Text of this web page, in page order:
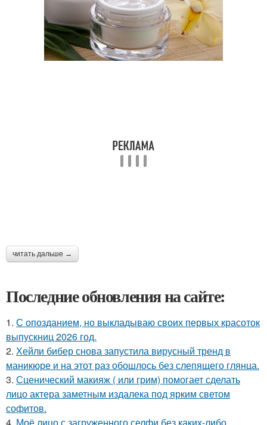
читать дальше →
Последние обновления на сайте:
1. С опозданием, но выкладываю своих первых красоток
выпускниц 2026 год.
2. Хейли бибер снова запустила вирусный тренд в
маникюре и на этот раз обошлось без слепящего глянца.
3. Сценический макияж ( или грим) помогает сделать
лицо актера заметным издалека под ярким светом
софитов.
4. Моё лицо с загруженного селфи без каких-либо